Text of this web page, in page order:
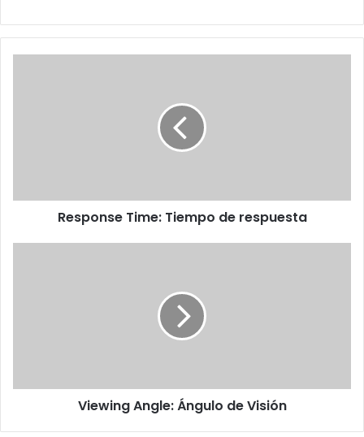
Response Time: Tiempo de respuesta
Viewing Angle: Ángulo de Visión